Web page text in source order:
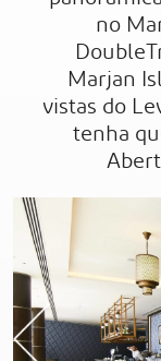
no
Marjan
vistas do
tenha